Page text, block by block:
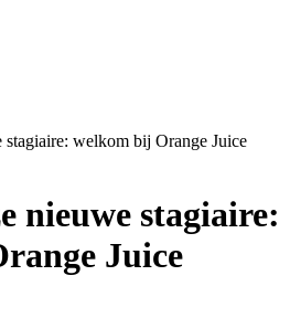
stagiaire: welkom bij Orange Juice
nieuwe stagiaire:
Juice